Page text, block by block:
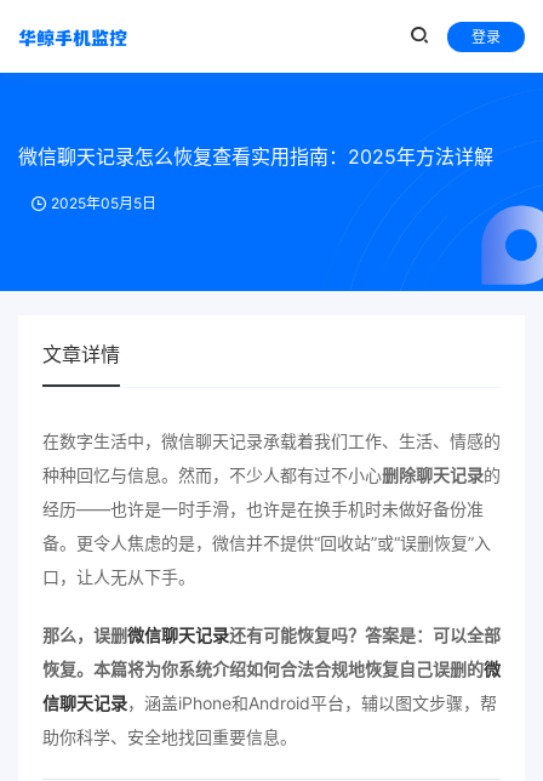
登录
微信聊天记录怎么恢复查看实用指南：2025年方法详解
2025年05月5日
文章详情
在数字生活中，微信聊天记录承载着我们工作、生活、情感的
种种回忆与信息。然而，不少人都有过不小心删除聊天记录的
经历——也许是一时手滑，也许是在换手机时未做好备份准
备。更令人焦虑的是，微信并不提供“回收站”或“误删恢复”入
口，让人无从下手。
那么，误删微信聊天记录还有可能恢复吗？答案是：可以全部
恢复。本篇将为你系统介绍如何合法合规地恢复自己误删的微
信聊天记录，涵盖iPhone和Android平台，辅以图文步骤，帮
助你科学、安全地找回重要信息。